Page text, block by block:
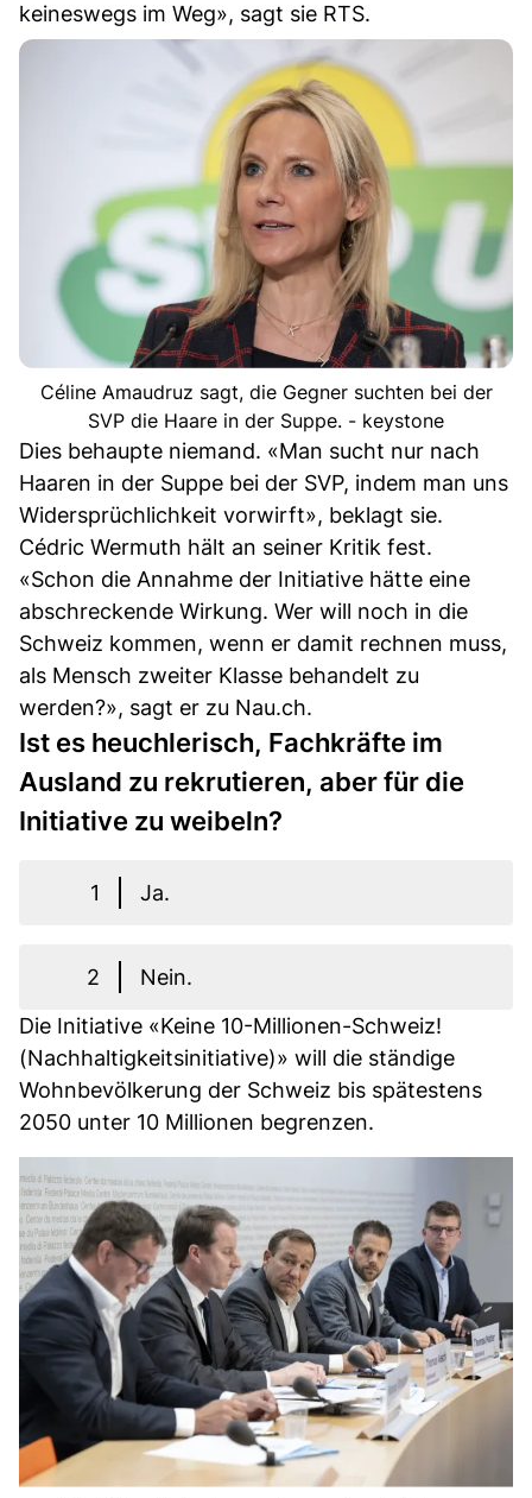
keineswegs im Weg», sagt sie RTS.
Céline Amaudruz sagt, die Gegner suchten bei der
SVP die Haare in der Suppe. - keystone
Dies behaupte niemand. «Man sucht nur nach
Haaren in der Suppe bei der SVP, indem man uns
Widersprüchlichkeit vorwirft», beklagt sie.
Cédric Wermuth hält an seiner Kritik fest.
«Schon die Annahme der Initiative hätte eine
abschreckende Wirkung. Wer will noch in die
Schweiz kommen, wenn er damit rechnen muss,
als Mensch zweiter Klasse behandelt zu
werden?», sagt er zu Nau.ch.
Ist es heuchlerisch, Fachkräfte im
Ausland zu rekrutieren, aber für die
Initiative zu weibeln?
1 Ja.
2
Nein.
Die Initiative «Keine 10-Millionen-Schweiz!
(Nachhaltigkeitsinitiative)» will die ständige
Wohnbevölkerung der Schweiz bis spätestens
2050 unter 10 Millionen begrenzen.